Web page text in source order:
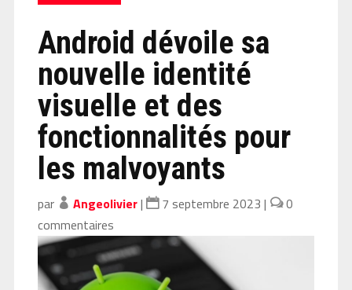
Android dévoile sa
nouvelle identité
visuelle et des
fonctionnalités pour
les malvoyants
par Angeolivier| 7 septembre 2023 |
0
commentaires